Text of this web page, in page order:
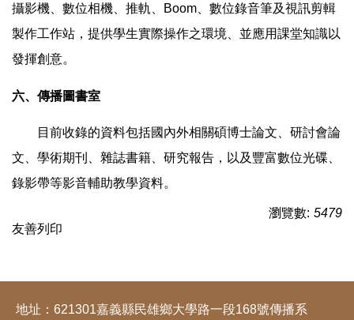
攝影機、數位相機、推軌、Boom、數位錄音筆及視訊剪輯
製作工作站，提供學生實際操作之環境、並應用課堂知識以
發揮創意。
六、傳播圖書室
目前收錄的資料包括國內外相關碩博士論文、研討會論
文、學術期刊、雜誌書籍、研究報告，以及豐富數位光碟、
錄影帶等影音輔助教學資料。
瀏覽數: 5479
友善列印
地址：621301嘉義縣民雄鄉大學路一段168號傳播系